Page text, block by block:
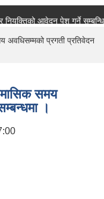
आवेदन पेश गर्ने सम्बन्धि
प्रगती प्रतिवेदन
समय
।